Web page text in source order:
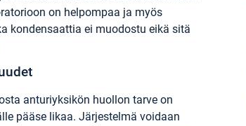
on helpompaa ja myös
kondensaattia ei muodostu eikä sitä
anturiyksikön huollon tarve on
pääse likaa. Järjestelmä voidaan